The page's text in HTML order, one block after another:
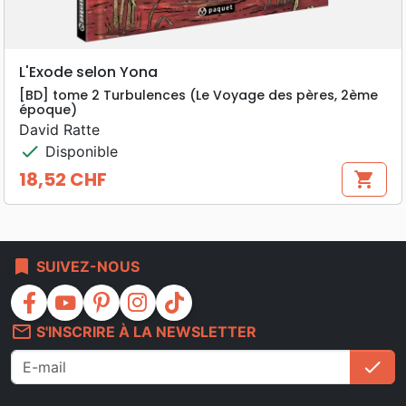
L'Exode selon Yona
[BD] tome 2 Turbulences (Le Voyage des pères, 2ème
époque)
David Ratte
check Disponible
Prix
18,52 CHF shopping_cart
bookmark SUIVEZ-NOUS
facebook youtube pinterest instagram
tiktok
mail_outline S'INSCRIRE À LA NEWSLETTER
check